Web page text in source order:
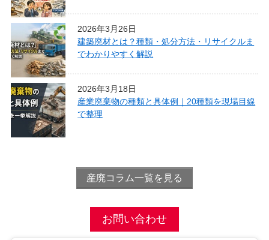
2026年3月26日
建築廃材とは？種類・処分方法・リサイクルま
でわかりやすく解説
2026年3月18日
産業廃棄物の種類と具体例｜20種類を現場目線
で整理
産廃コラム一覧を見る
お問い合わせ